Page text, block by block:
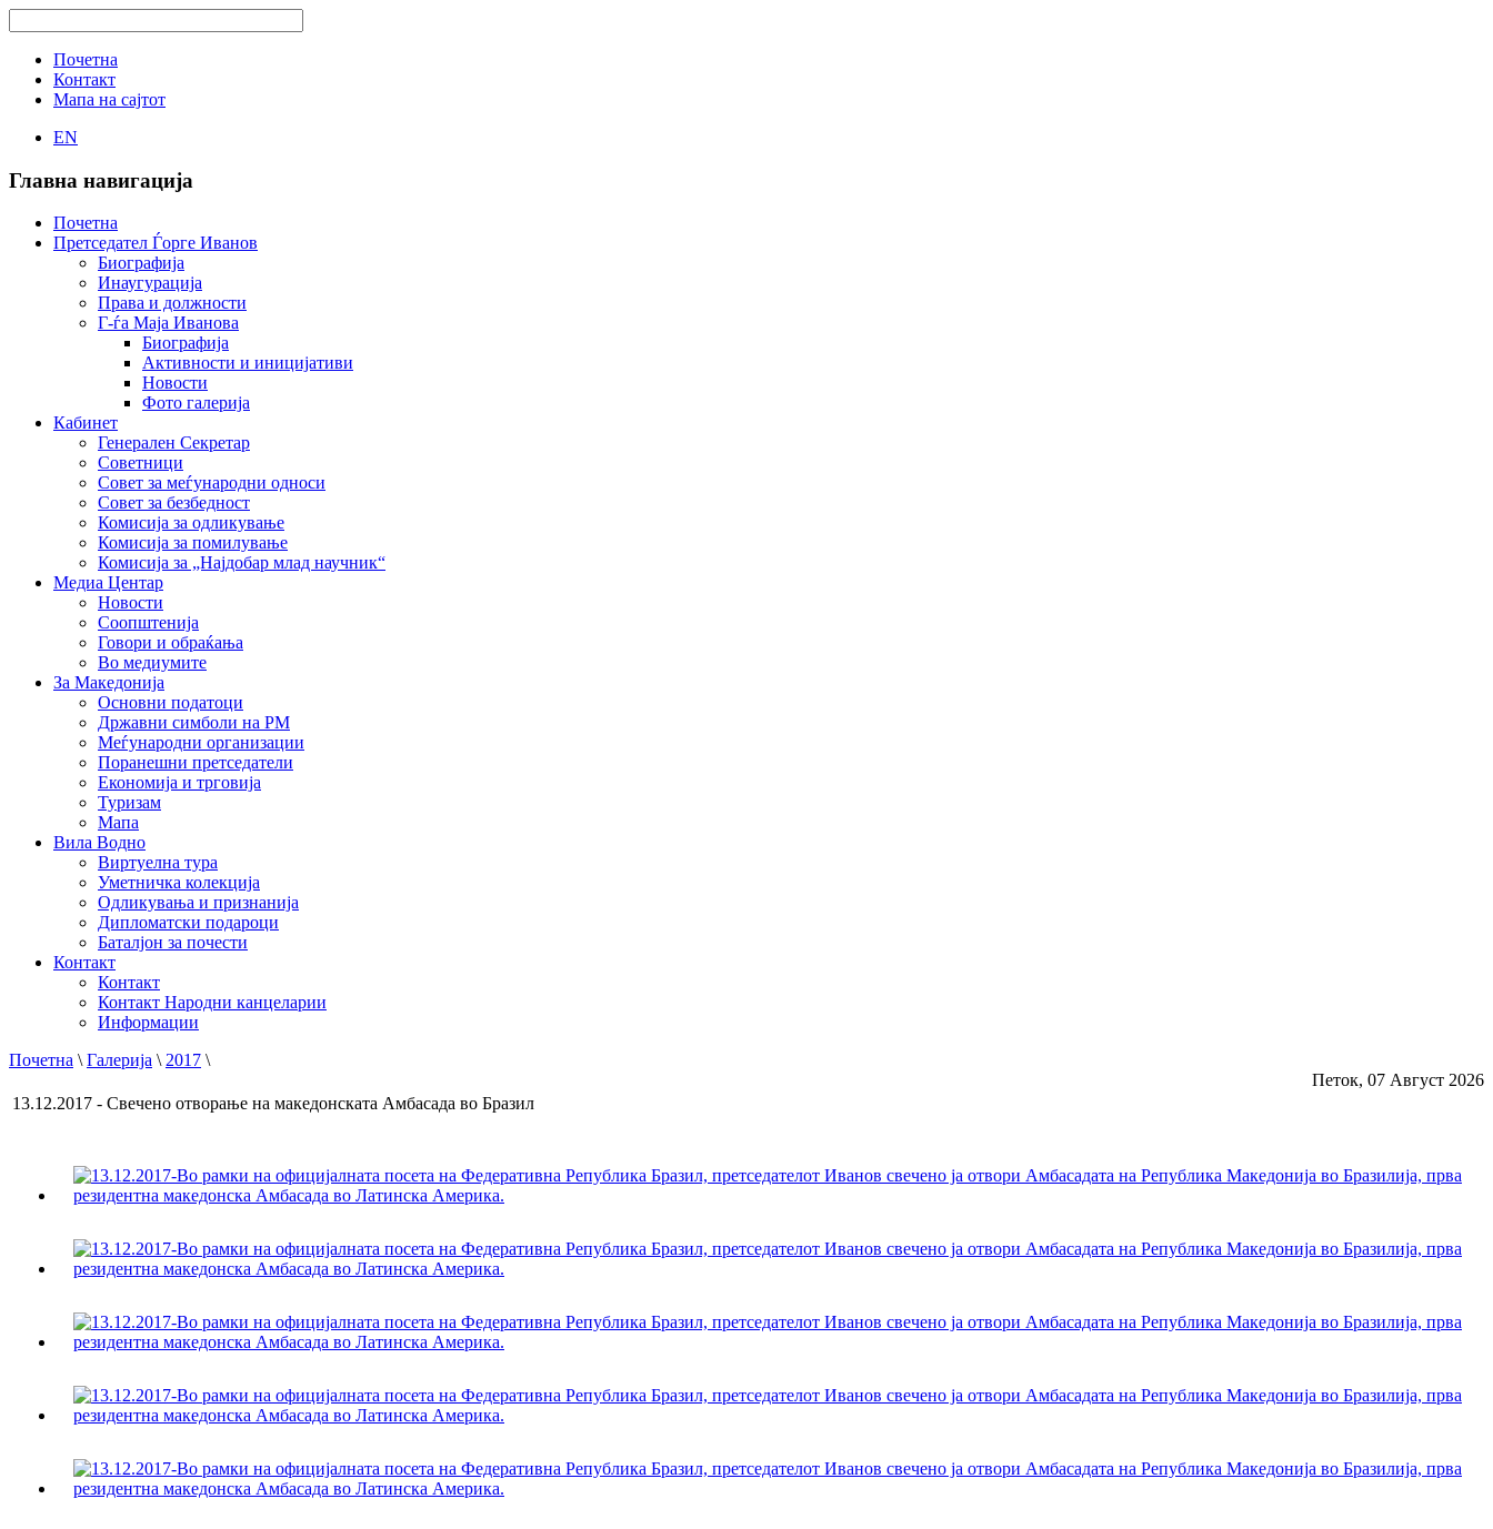
Почетна
Контакт
Мапа на сајтот
EN
Главна навигација
Почетна
Претседател Ѓорге Иванов
Биографија
Инаугурација
Права и должности
Г-ѓа Маја Иванова
Биографија
Активности и иницијативи
Новости
Фото галерија
Кабинет
Генерален Секретар
Советници
Совет за меѓународни односи
Совет за безбедност
Комисија за одликување
Комисија за помилување
Комисија за „Најдобар млад научник“
Медиа Центар
Новости
Соопштенија
Говори и обраќања
Во медиумите
За Македонија
Основни податоци
Државни симболи на РМ
Меѓународни организации
Поранешни претседатели
Економија и трговија
Туризам
Мапа
Вила Водно
Виртуелна тура
Уметничка колекција
Одликувања и признанија
Дипломатски подароци
Баталјон за почести
Контакт
Контакт
Контакт Народни канцеларии
Информации
Почетна \Галерија \2017 \
Петок, 07 Август 2026
13.12.2017 - Свечено отворање на македонската Амбасада во Бразил